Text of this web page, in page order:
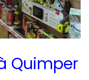
Quimper